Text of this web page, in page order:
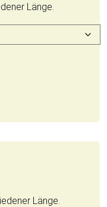
Länge.
Länge.